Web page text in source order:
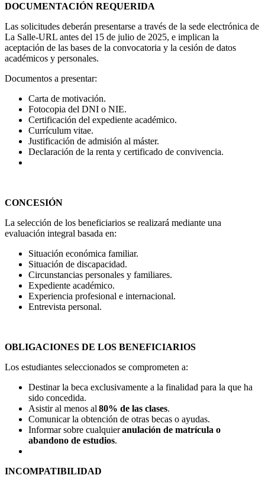
DOCUMENTACIÓN REQUERIDA
Las solicitudes deberán presentarse a través de la sede electrónica de
La Salle-URL antes del 15 de julio de 2025, e implican la
aceptación de las bases de la convocatoria y la cesión de datos
académicos y personales.
Documentos a presentar:
Carta de motivación.
Fotocopia del DNI o NIE.
Certificación del expediente académico.
Currículum vitae.
Justificación de admisión al máster.
Declaración de la renta y certificado de convivencia.
CONCESIÓN
La selección de los beneficiarios se realizará mediante una
evaluación integral basada en:
Situación económica familiar.
Situación de discapacidad.
Circunstancias personales y familiares.
Expediente académico.
Experiencia profesional e internacional.
Entrevista personal.
OBLIGACIONES DE LOS BENEFICIARIOS
Los estudiantes seleccionados se comprometen a:
Destinar la beca exclusivamente a la finalidad para la que ha
sido concedida.
Asistir al menos al 80% de las clases.
Comunicar la obtención de otras becas o ayudas.
Informar sobre cualquieranulación de matrícula o
abandono de estudios.
INCOMPATIBILIDAD